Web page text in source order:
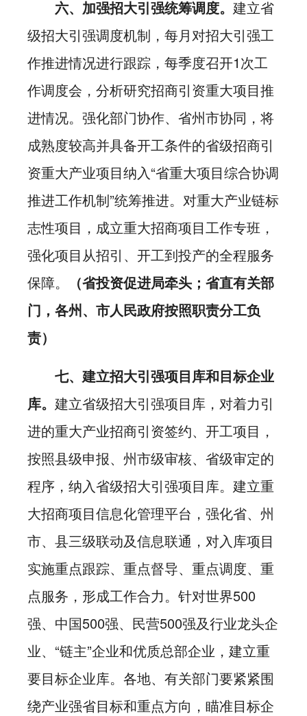
六、加强招大引强统筹调度。 建立省
级招大引强调度机制，每月对招大引强工
作推进情况进行跟踪，每季度召开1次工
作调度会，分析研究招商引资重大项目推
进情况。强化部门协作、省州市协同，将
成熟度较高并具备开工条件的省级招商引
资重大产业项目纳入“省重大项目综合协调
推进工作机制”统筹推进。对重大产业链标
志性项目，成立重大招商项目工作专班，
强化项目从招引、开工到投产的全程服务
保障。
（省投资促进局牵头；省直有关部
门，各州、市人民政府按照职责分工负
责）
七、建立招大引强项目库和目标企业
库。 建立省级招大引强项目库，对着力引
进的重大产业招商引资签约、开工项目，
按照县级申报、州市级审核、省级审定的
程序，纳入省级招大引强项目库。建立重
大招商项目信息化管理平台，强化省、州
市、县三级联动及信息联通，对入库项目
实施重点跟踪、重点督导、重点调度、重
点服务，形成工作合力。针对世界500
强、中国500强、民营500强及行业龙头企
业、“链主”企业和优质总部企业，建立重
要目标企业库。各地、有关部门要紧紧围
绕产业强省目标和重点方向，瞄准目标企